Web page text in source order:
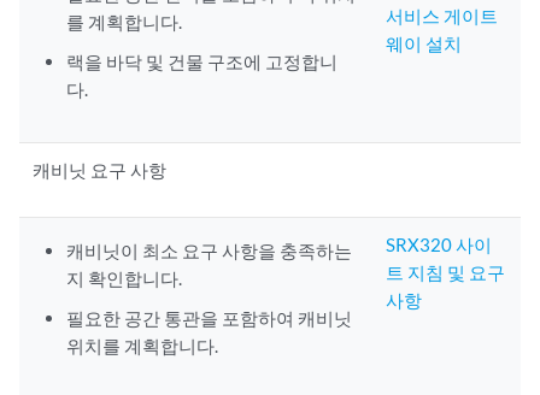
를 계획합니다.
랙을 바닥 및 건물 구조에 고정합니
다.
서비스 게이트
웨이 설치
캐비닛 요구 사항
캐비닛이 최소 요구 사항을 충족하는
지 확인합니다.
필요한 공간 통관을 포함하여 캐비닛
위치를 계획합니다.
SRX320 사이
트 지침 및 요구
사항